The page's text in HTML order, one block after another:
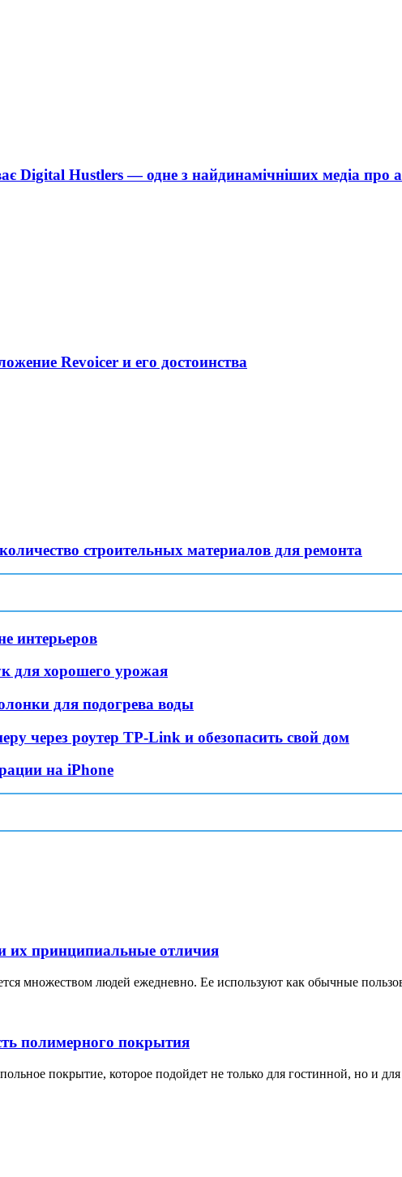
Digital Hustlers — одне з найдинамічніших медіа про
Revoicer и его достоинства
строительных материалов для ремонта
интерьеров
для хорошего урожая
для подогрева воды
через роутер TP-Link и обезопасить свой дом
на iPhone
их принципиальные отличия
множеством людей ежедневно. Ее используют как обычные
полимерного покрытия
покрытие, которое подойдет не только для гостинной, но и